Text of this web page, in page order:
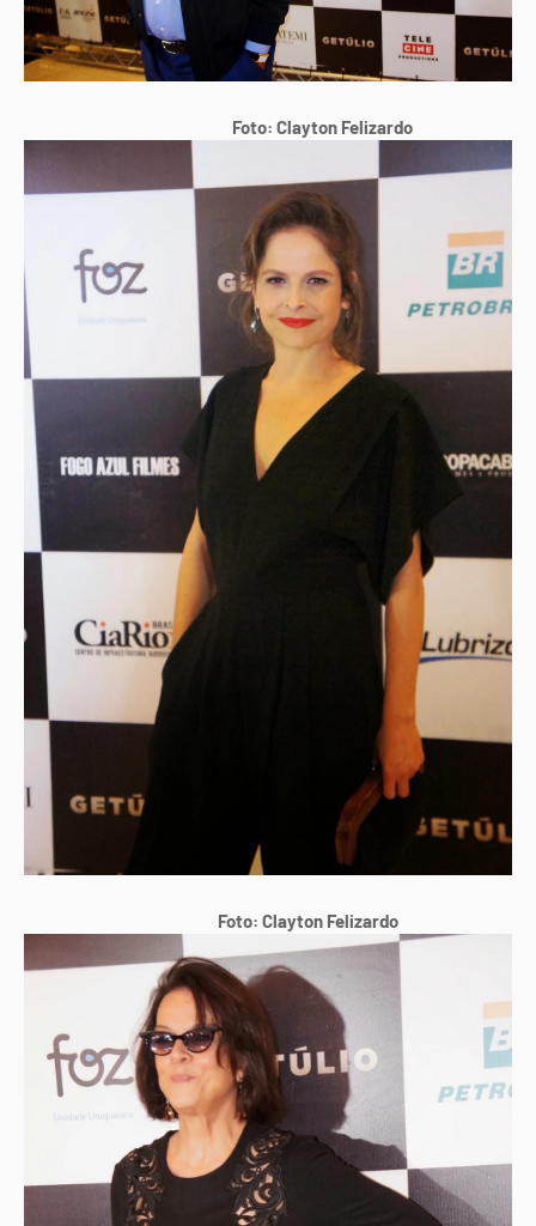
Foto: Clayton Felizardo
Foto: Clayton Felizardo